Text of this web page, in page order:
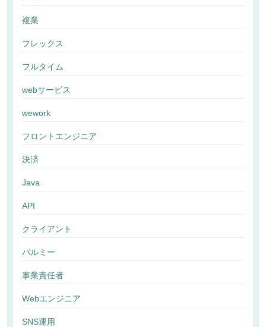
複業
フレックス
フルタイム
webサービス
wework
フロントエンジニア
決済
Java
API
クライアント
パルミー
事業責任者
Webエンジニア
SNS運用